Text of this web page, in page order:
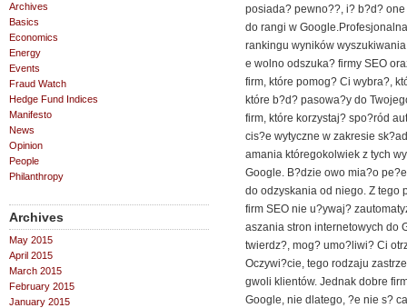
Archives
Basics
Economics
Energy
Events
Fraud Watch
Hedge Fund Indices
Manifesto
News
Opinion
People
Philanthropy
Archives
May 2015
April 2015
March 2015
February 2015
January 2015
posiada? pewno??, i? b?d?
do rangi w
rankingu wyników
e wolno odszuka? firmy SEO
firm, które pomog? Ci wybra?,
które b?d? pasowa?y do
firm, które korzystaj? spo?ród
cis?e wytyczne w zakresie
amania któregokolwiek z tych
Google. B?dzie owo mia?o
do odzyskania od niego. Z tego
firm SEO nie u?ywaj?
aszania stron internetowych do
twierdz?, mog? umo?liwi? Ci
Oczywi?cie, tego rodzaju
gwoli klientów. Jednak dobre
Google, nie dlatego, ?e nie s?